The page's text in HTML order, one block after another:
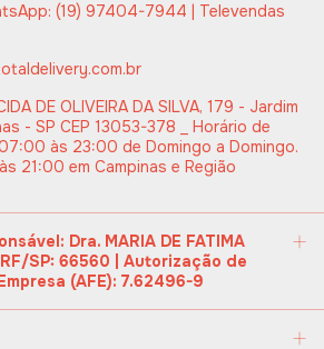
(19) 97404-7944 | Televendas
DE OLIVEIRA DA SILVA, 179 - Jardim
- SP CEP 13053-378 _ Horário de
às 23:00 de Domingo a Domingo.
21:00 em Campinas e Região
Dra. MARIA DE FATIMA
SP: 66560 | Autorização de
(AFE): 7.62496-9